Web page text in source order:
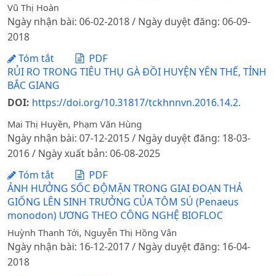
Vũ Thị Hoàn
Ngày nhận bài: 06-02-2018 / Ngày duyệt đăng: 06-09-
2018
Tóm tắt
PDF
RỦI RO TRONG TIÊU THỤ GÀ ĐỒI HUYỆN YÊN THẾ, TỈNH
BẮC GIANG
DOI: https://doi.org/10.31817/tckhnnvn.2016.14.2.
Mai Thị Huyền, Phạm Văn Hùng
Ngày nhận bài: 07-12-2015 / Ngày duyệt đăng: 18-03-
2016 / Ngày xuất bản: 06-08-2025
Tóm tắt
PDF
ẢNH HƯỞNG SỐC ĐỘMẶN TRONG GIAI ĐOẠN THẢ
GIỐNG LÊN SINH TRƯỞNG CỦA TÔM SÚ (Penaeus
monodon) ƯƠNG THEO CÔNG NGHỆ BIOFLOC
Huỳnh Thanh Tới, Nguyễn Thị Hồng Vân
Ngày nhận bài: 16-12-2017 / Ngày duyệt đăng: 16-04-
2018